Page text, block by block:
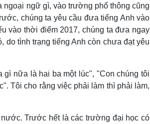
ngoại ngữ gì, vào trường phổ thông cũng
chúng ta yêu cầu đưa tiếng Anh vào
vào thời điểm 2017, chúng ta đưa ngay
do tình trạng tiếng Anh còn chưa đạt yêu
gì nữa là hai ba một lúc", "Con chúng tôi
Tôi cho rằng việc phải làm thì phải làm,
Trước hết là các trường đại học có